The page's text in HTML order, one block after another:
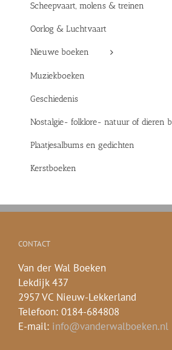
Scheepvaart, molens & treinen
Oorlog & Luchtvaart
Nieuwe boeken
Muziekboeken
Geschiedenis
Nostalgie- folklore- natuur of dieren
Plaatjesalbums en gedichten
Kerstboeken
CONTACT
Van der Wal Boeken
Lekdijk 437
2957 VC Nieuw-Lekkerland
Telefoon: 0184-684808
E-mail: info@vanderwalboeken.nl